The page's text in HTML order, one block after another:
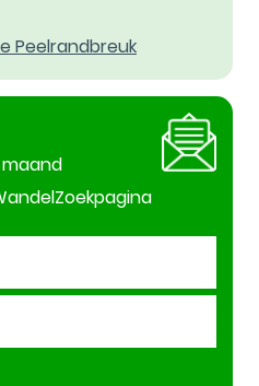
Peelrandbreuk